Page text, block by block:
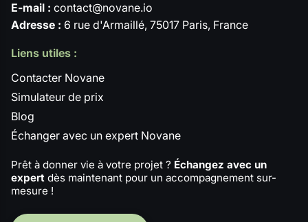
E-mail : contact@novane.io
Adresse : 6 rue d'Armaillé, 75017 Paris, France
Liens utiles :
Contacter Novane
Simulateur de prix
Blog
Échanger avec un expert Novane
Prêt à donner vie à votre projet ? Échangez avec un
expert dès maintenant pour un accompagnement sur-
mesure !